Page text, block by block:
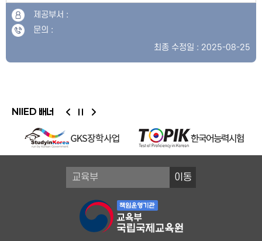
제공부서 :
문의 :
최종 수정일 : 2025-08-25
NIIED 배너
이동